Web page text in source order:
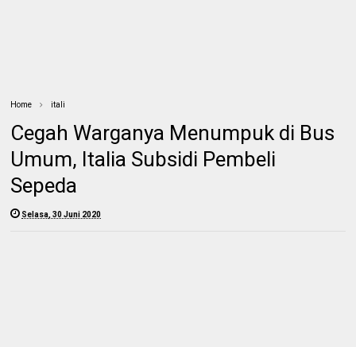
Home itali
Cegah Warganya Menumpuk di Bus
Umum, Italia Subsidi Pembeli
Sepeda
Selasa, 30 Juni 2020